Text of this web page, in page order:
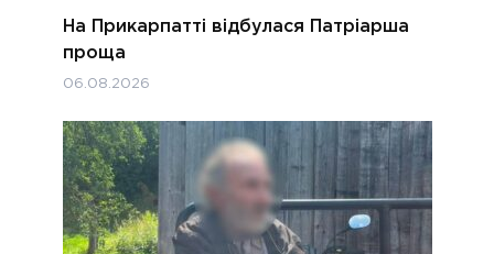
На Прикарпатті відбулася Патріарша
проща
06.08.2026